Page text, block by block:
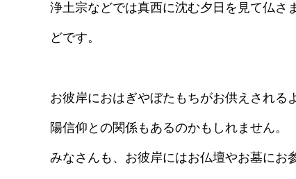
浄土宗などでは真西に沈む夕日を見て仏さ
どです。
お彼岸におはぎやぼたもちがお供えされる
陽信仰との関係もあるのかもしれません。
みなさんも、お彼岸にはお仏壇やお墓にお